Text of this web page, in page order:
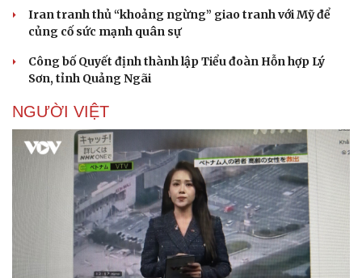
Iran tranh thủ “khoảng ngừng” giao tranh với Mỹ để
củng cố sức mạnh quân sự
Công bố Quyết định thành lập Tiểu đoàn Hỗn hợp Lý
Sơn, tỉnh Quảng Ngãi
NGƯỜI VIỆT